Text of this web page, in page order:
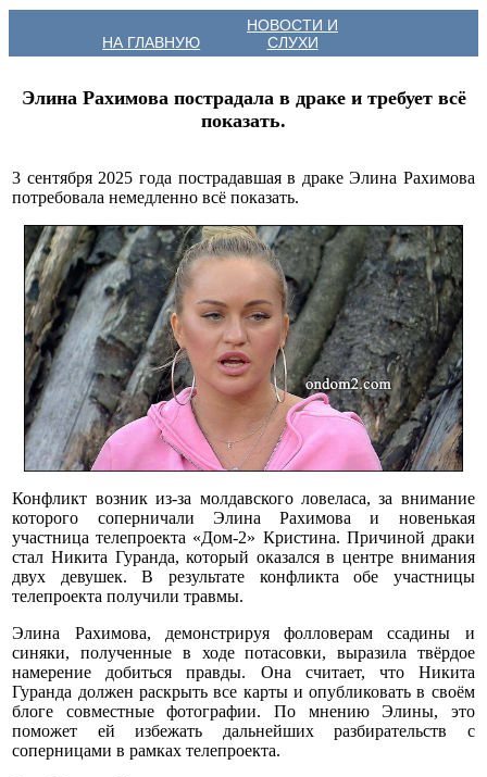
НА ГЛАВНУЮ
НОВОСТИ И
СЛУХИ
Элина Рахимова пострадала в драке и требует всё
показать.
3 сентября 2025 года пострадавшая в драке Элина Рахимова
потребовала немедленно всё показать.
Конфликт возник из-за молдавского ловеласа, за внимание
которого соперничали Элина Рахимова и новенькая
участница телепроекта «Дом-2» Кристина. Причиной драки
стал Никита Гуранда, который оказался в центре внимания
двух девушек. В результате конфликта обе участницы
телепроекта получили травмы.
Элина Рахимова, демонстрируя фолловерам ссадины и
синяки, полученные в ходе потасовки, выразила твёрдое
намерение добиться правды. Она считает, что Никита
Гуранда должен раскрыть все карты и опубликовать в своём
блоге совместные фотографии. По мнению Элины, это
поможет ей избежать дальнейших разбирательств с
соперницами в рамках телепроекта.